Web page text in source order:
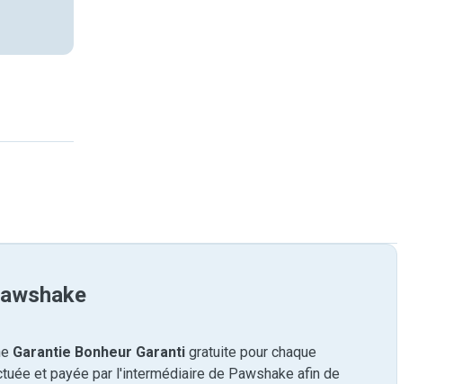
Garantie Bonheur Garanti gratuite pour chaque
et payée par l'intermédiaire de Pawshake afin de